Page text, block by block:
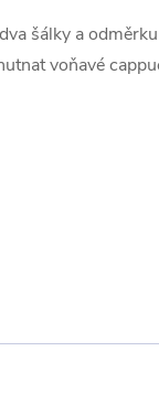
šálky a
voňavé